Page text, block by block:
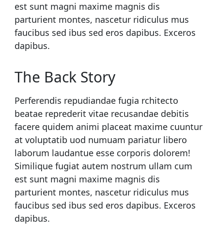
est sunt magni maxime magnis dis
parturient montes, nascetur ridiculus mus
faucibus sed ibus sed eros dapibus. Exceros
dapibus.
The Back Story
Perferendis repudiandae fugia rchitecto
beatae reprederit vitae recusandae debitis
facere quidem animi placeat maxime cuuntur
at voluptatib uod numuam pariatur libero
laborum laudantue esse corporis dolorem!
Similique fugiat autem nostrum ullam cum
est sunt magni maxime magnis dis
parturient montes, nascetur ridiculus mus
faucibus sed ibus sed eros dapibus. Exceros
dapibus.